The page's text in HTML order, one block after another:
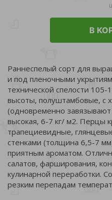
В
Раннеспелый сорт для
и под пленочными
технической спелости
высоты, полуштамбовые, с
(одновременно
высокая, 6-7 кг/ м2. Перцы
трапециевидные,
стенками (толщина 6,5-7
приятным ароматом.
салатов, фарширования,
кулинарной переработки.
резким перепадам